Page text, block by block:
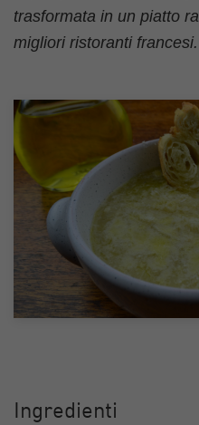
trasformata in un piatto
migliori ristoranti francesi.
Ingredienti